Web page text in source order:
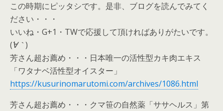
この時期にピッタシです。是非、ブログを読んでみてく
ださい・・・
いいね・G+1・TWで応援して頂ければありがたいです。
(´∀｀)
芳さん超お薦め・・・日本唯一の活性型カキ肉エキス
「ワタナベ活性型オイスター」
https://kusurinomarutomi.com/archives/1086.html
芳さん超お薦め・・・クマ笹の自然薬「ササヘルス」第